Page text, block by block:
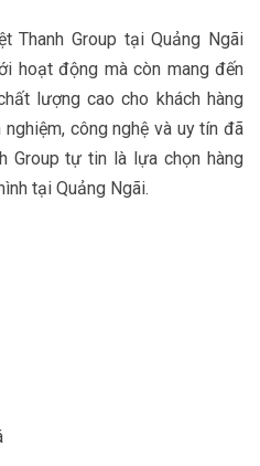
Thanh Group tại Quảng Ngãi
hoạt động mà còn mang đến
lượng cao cho khách hàng
công nghệ và uy tín đã
Group tự tin là lựa chọn hàng
tại Quảng Ngãi.